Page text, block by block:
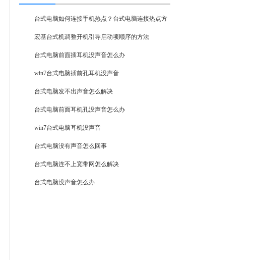
台式电脑如何连接手机热点？台式电脑连接热点方
宏基台式机调整开机引导启动项顺序的方法
台式电脑前面插耳机没声音怎么办
win7台式电脑插前孔耳机没声音
台式电脑发不出声音怎么解决
台式电脑前面耳机孔没声音怎么办
win7台式电脑耳机没声音
台式电脑没有声音怎么回事
台式电脑连不上宽带网怎么解决
台式电脑没声音怎么办